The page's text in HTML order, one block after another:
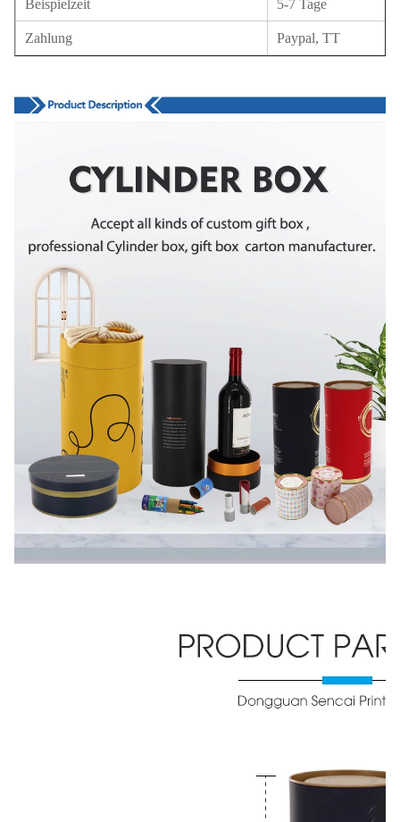
Beispielzeit 5-7 Tage
Zahlung Paypal, TT